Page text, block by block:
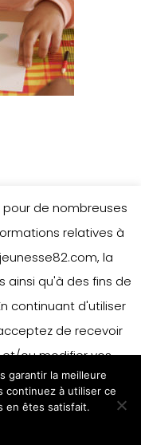
de nombreuses
relatives à
la
ainsi qu'à des fins de
continuant d'utiliser
de recevoir
et/ou modifier vos
de vous référer
Accepter
garantir la meilleure
continuez à utiliser ce
en êtes satisfait.